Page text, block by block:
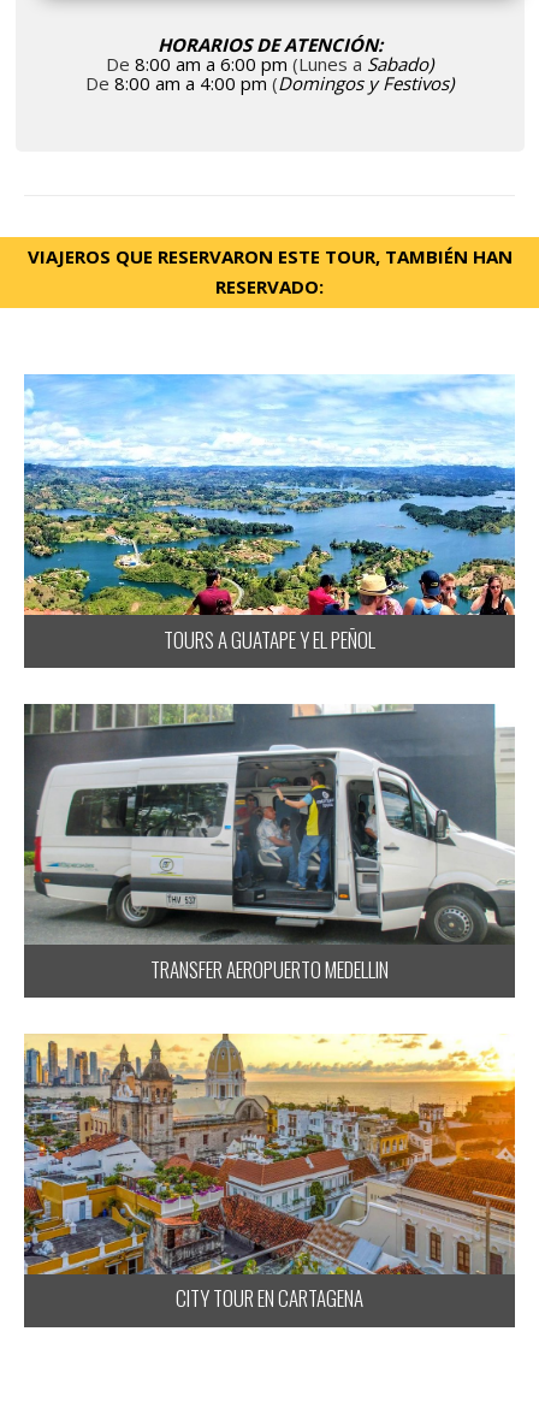
HORARIOS DE ATENCIÓN:
De 8:00 am a 6:00 pm (Lunes a Sabado)
De 8:00 am a 4:00 pm (Domingos y Festivos)
VIAJEROS QUE RESERVARON ESTE TOUR, TAMBIÉN HAN
RESERVADO:
TOURS A GUATAPE Y EL PEÑOL
TRANSFER AEROPUERTO MEDELLIN
CITY TOUR EN CARTAGENA